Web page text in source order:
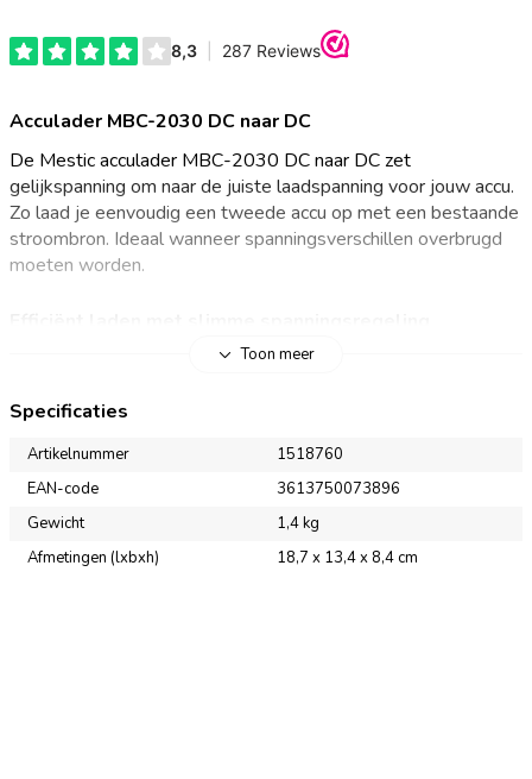
Acculader MBC-2030 DC naar DC
De Mestic acculader MBC-2030 DC naar DC zet
gelijkspanning om naar de juiste laadspanning voor jouw accu.
Zo laad je eenvoudig een tweede accu op met een bestaande
stroombron. Ideaal wanneer spanningsverschillen overbrugd
moeten worden.
om naar een andere gelijkspanning, zodat jouw accu altijd de
juiste laadspanning krijgt. Dit maakt het mogelijk om accu’s
efficiënt en veilig op te laden, bijvoorbeeld in campers, boten
of off-grid systemen. In de laadmodus ondersteunt het
loodzuur-, en lithiumaccu’s. De spanning van bijvoorbeeld een
startaccu of dynamo wordt omgezet naar het juiste voltage
Toon meer
Specificaties
Artikelnummer
1518760
EAN-code
3613750073896
Gewicht
1,4 kg
Afmetingen (lxbxh)
18,7 x 13,4 x 8,4 cm